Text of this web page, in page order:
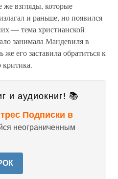
же взгляды, которые
и раньше, но появился
— тема христианской
занимала Мандевиля в
его заставила обратиться к
и аудиокниг! 📚
Подписки в
неограниченным